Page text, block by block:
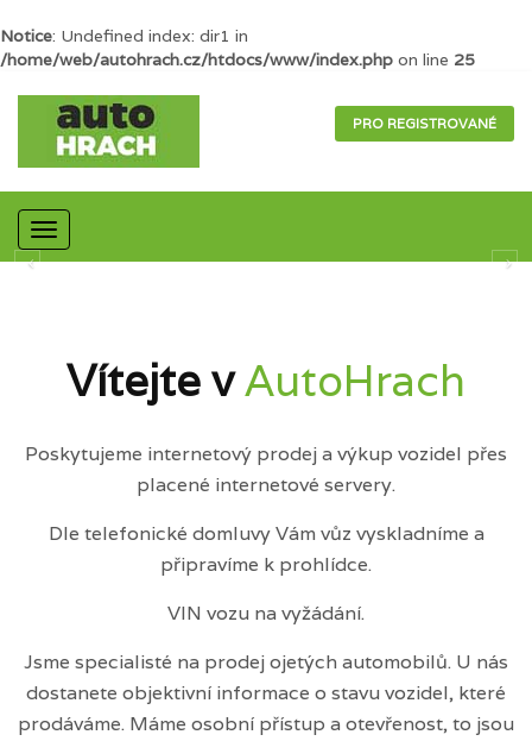
Notice: Undefined index: dir1 in
/home/web/autohrach.cz/htdocs/www/index.php on line 25
PRO REGISTROVANÉ
Mobilní
navigace
Vítejte vAutoHrach
Poskytujeme internetový prodej a výkup vozidel přes
placené internetové servery.
Dle telefonické domluvy Vám vůz vyskladníme a
připravíme k prohlídce.
VIN vozu na vyžádání.
Jsme specialisté na prodej ojetých automobilů. U nás
dostanete objektivní informace o stavu vozidel, které
prodáváme. Máme osobní přístup a otevřenost, to jsou